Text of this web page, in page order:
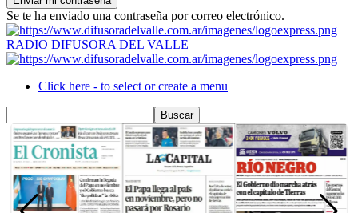
Se te ha enviado una contraseña por correo electrónico.
RADIO DIFUSORA DEL VALLE
Click here - to select or create a menu